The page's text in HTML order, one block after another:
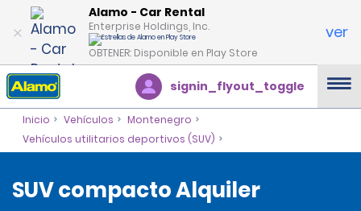
Alamo - Car Rental
Enterprise Holdings, Inc.
OBTENER: Disponible en Play Store
ver
signin_flyout_toggle
Inicio Vehículos
Montenegro
Vehículos utilitarios deportivos (SUV)
SUV compacto Alquiler